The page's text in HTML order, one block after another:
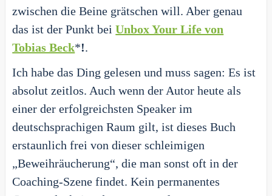
zwischen die Beine grätschen will. Aber genau
das ist der Punkt beiUnbox Your Life von
Tobias Beck*!.
Ich habe das Ding gelesen und muss sagen: Es ist
absolut zeitlos. Auch wenn der Autor heute als
einer der erfolgreichsten Speaker im
deutschsprachigen Raum gilt, ist dieses Buch
erstaunlich frei von dieser schleimigen
„Beweihräucherung“, die man sonst oft in der
Coaching-Szene findet. Kein permanentes